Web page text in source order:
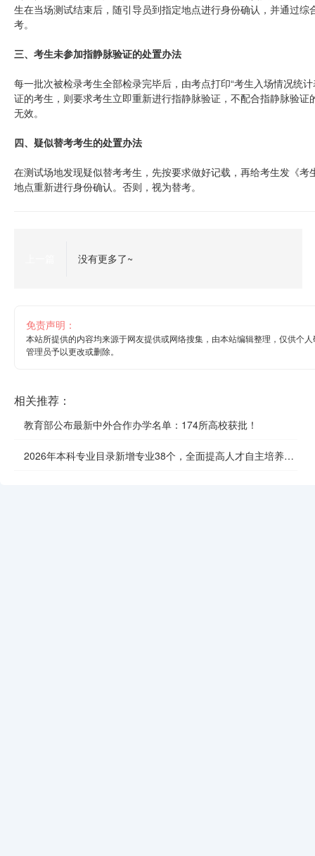
生在当场测试结束后，随引导员到指定地点进行身份确认，并通过
考。
三、考生未参加指静脉验证的处置办法
每一批次被检录考生全部检录完毕后，由考点打印“考生入场情况统
证的考生，则要求考生立即重新进行指静脉验证，不配合指静脉验
无效。
四、疑似替考考生的处置办法
在测试场地发现疑似替考考生，先按要求做好记载，再给考生发《
地点重新进行身份确认。否则，视为替考。
没有更多了~
免责声明：
本站所提供的内容均来源于网友提供或网络搜集，由本站编辑整理，仅供个
管理员予以更改或删除。
相关推荐：
教育部公布最新中外合作办学名单：174所高校获批！
2026年本科专业目录新增专业38个，全面提高人才自主培养质